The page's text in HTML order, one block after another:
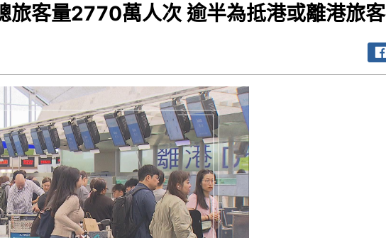
旅客量2770萬人次 逾半為抵港或離港旅客